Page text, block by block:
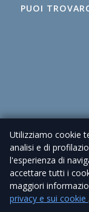
PUOI
© 2026 Agenzia
Utilizziamo cookie
analisi e di
l'esperienza di
accettare tutti i
maggiori
privacy e sui cookie